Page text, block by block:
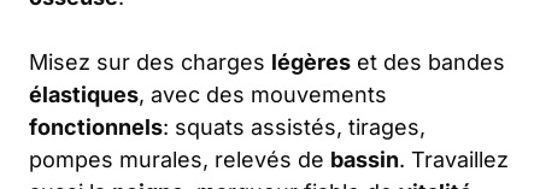
Misez sur des charges légères et des bandes
élastiques, avec des mouvements
fonctionnels: squats assistés, tirages,
pompes murales, relevés de bassin. Travaillez